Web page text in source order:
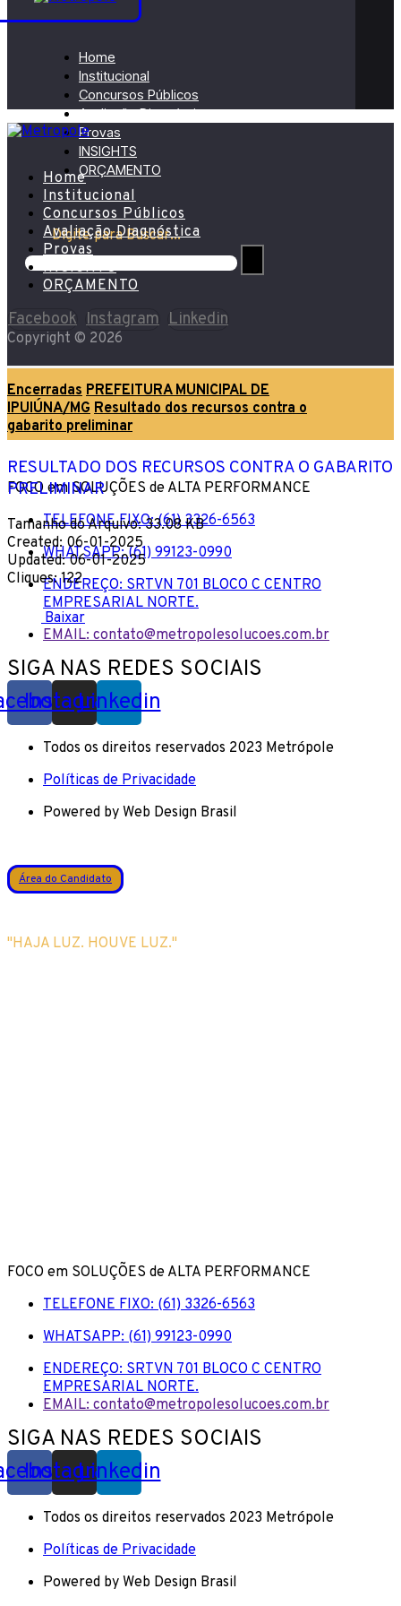
Home
Institucional
Concursos Públicos
Avaliação Diagnóstica
Provas
INSIGHTS
ORÇAMENTO
Digite para Buscar...
FOCO em SOLUÇÕES de ALTA PERFORMANCE
TELEFONE FIXO: (61) 3326-6563
WHATSAPP: (61) 99123-0990
ENDEREÇO: SRTVN 701 BLOCO C CENTRO
EMPRESARIAL NORTE.
EMAIL: contato@metropolesolucoes.com.br
SIGA NAS REDES SOCIAIS
Instagram
Linkedin
Todos os direitos reservados 2023 Metrópole
Políticas de Privacidade
Powered by Web Design Brasil
Área do Candidato
"HAJA LUZ. HOUVE LUZ."
Home
Institucional
Concursos Públicos
Avaliação Diagnóstica
Provas
INSIGHTS
ORÇAMENTO
Facebook Instagram Linkedin
Copyright © 2026
Encerradas PREFEITURA MUNICIPAL DE
IPUIÚNA/MG Resultado dos recursos contra o
gabarito preliminar
RESULTADO DOS RECURSOS CONTRA O GABARITO
PRELIMINAR
Tamanho do Arquivo: 33.08 KB
Created: 06-01-2025
Updated: 06-01-2025
Cliques: 122
Baixar
FOCO em SOLUÇÕES de ALTA PERFORMANCE
TELEFONE FIXO: (61) 3326-6563
WHATSAPP: (61) 99123-0990
ENDEREÇO: SRTVN 701 BLOCO C CENTRO
EMPRESARIAL NORTE.
EMAIL: contato@metropolesolucoes.com.br
SIGA NAS REDES SOCIAIS
Instagram
Linkedin
Todos os direitos reservados 2023 Metrópole
Políticas de Privacidade
Powered by Web Design Brasil